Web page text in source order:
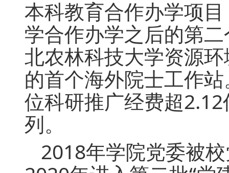
本科教育合作办学项
学合作办学之后的第
北农林科技大学资源
的首个海外院士工作
位科研推广经费超
列。
2018年学院党委被